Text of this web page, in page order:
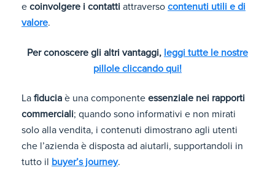
e coinvolgere i contatti attraverso contenuti utili e di
valore.
Per conoscere gli altri vantaggi, leggi tutte le nostre
pillole cliccando qui!
La fiducia è una componente essenziale nei rapporti
commerciali; quando sono informativi e non mirati
solo alla vendita, i contenuti dimostrano agli utenti
che l’azienda è disposta ad aiutarli, supportandoli in
tutto il buyer’s journey.